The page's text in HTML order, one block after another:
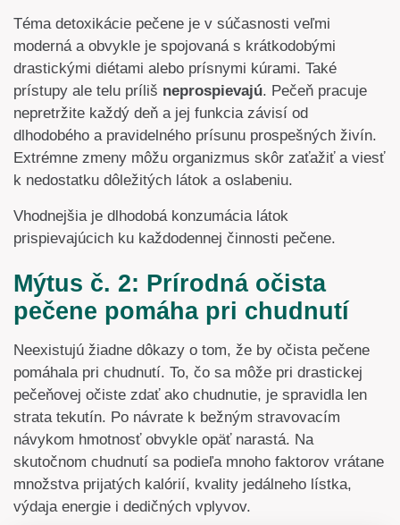
Téma detoxikácie pečene je v súčasnosti veľmi
moderná a obvykle je spojovaná s krátkodobými
drastickými diétami alebo prísnymi kúrami. Také
prístupy ale telu príliš neprospievajú. Pečeň pracuje
nepretržite každý deň a jej funkcia závisí od
dlhodobého a pravidelného prísunu prospešných živín.
Extrémne zmeny môžu organizmus skôr zaťažiť a viesť
k nedostatku dôležitých látok a oslabeniu.
Vhodnejšia je dlhodobá konzumácia látok
prispievajúcich ku každodennej činnosti pečene.
Mýtus č. 2: Prírodná očista
pečene pomáha pri chudnutí
Neexistujú žiadne dôkazy o tom, že by očista pečene
pomáhala pri chudnutí. To, čo sa môže pri drastickej
pečeňovej očiste zdať ako chudnutie, je spravidla len
strata tekutín. Po návrate k bežným stravovacím
návykom hmotnosť obvykle opäť narastá. Na
skutočnom chudnutí sa podieľa mnoho faktorov vrátane
množstva prijatých kalórií, kvality jedálneho lístka,
výdaja energie i dedičných vplyvov.